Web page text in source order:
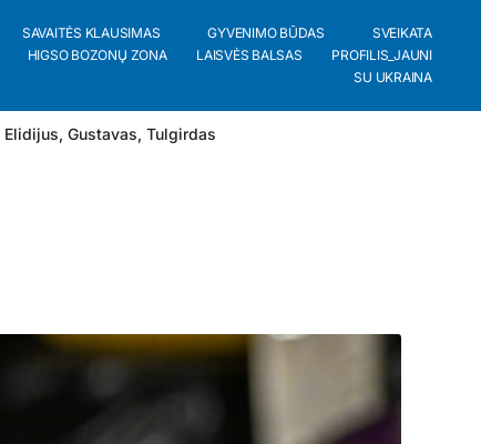
SAVAITĖS KLAUSIMAS GYVENIMO BŪDAS
SVEIKATA
HIGSO BOZONŲ ZONA LAISVĖS BALSAS
PROFILIS_JAUNI
SU UKRAINA
Elidijus, Gustavas, Tulgirdas